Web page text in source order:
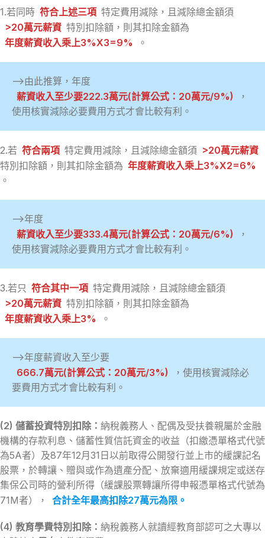
1.若同時 符合上述三項 特定費用減除，且減除總金額須
>20萬元薪資 特別扣除額，則其扣除金額為
年度薪資收入乘上3%X3=9%
。
–>由此推算，年度
薪資收入至少要222.3萬元(計算公式：20萬元/9%)
，
使用核實減除必要費用方式才會比較有利。
2.若 符合兩項 特定費用減除，且減除總金額須 >20萬元薪資
特別扣除額，則其扣除金額為 年度薪資收入乘上3%X2=6%
。
–>年度
薪資收入至少要333.4萬元(計算公式：20萬元/6%)
，
使用核實減除必要費用方式才會比較有利。
3.若只 符合其中一項 特定費用減除，且減除總金額須
>20萬元薪資 特別扣除額，則其扣除金額為
年度薪資收入乘上3%
。
–>年度薪資收入至少要
666.7萬元(計算公式：20萬元/3%)
，使用核實減除必
要費用方式才會比較有利。
(2) 儲蓄投資特別扣除： 納稅義務人、配偶及受扶養親屬於金融
機構的存款利息、儲蓄性質信託資金的收益（扣繳憑單格式代號
為5A者）及87年12月31日以前取得公開發行並上市的緩課記名
股票，於轉讓、贈與或作為遺產分配、放棄適用緩課規定或送存
集保公司時的營利所得（緩課股票轉讓所得申報憑單格式代號為
71M者），
合計全年最高扣除27萬元為限。
(4) 教育學費特別扣除： 納稅義務人就讀經教育部認可之大專以